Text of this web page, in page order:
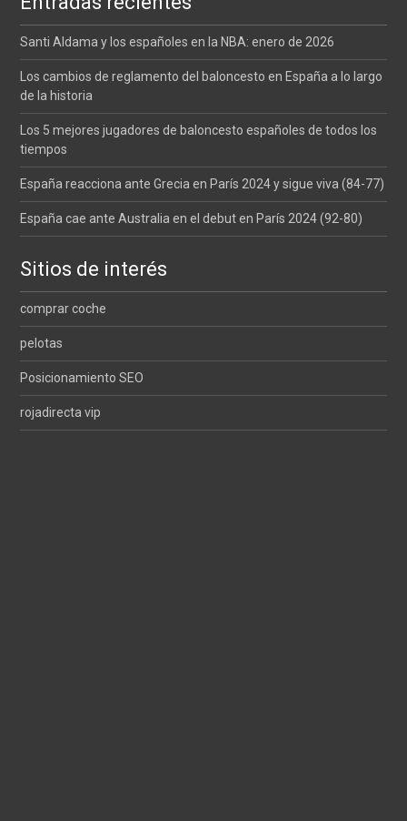
Santi Aldama y los españoles en la NBA: enero de 2026
Los cambios de reglamento del baloncesto en España a lo largo
de la historia
Los 5 mejores jugadores de baloncesto españoles de todos los
tiempos
España reacciona ante Grecia en París 2024 y sigue viva (84-77)
España cae ante Australia en el debut en París 2024 (92-80)
Sitios de interés
comprar coche
pelotas
Posicionamiento SEO
rojadirecta vip